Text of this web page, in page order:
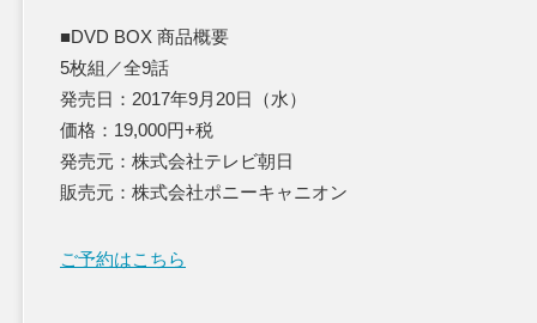
■DVD BOX 商品概要
5枚組／全9話
発売日：2017年9月20日（水）
価格：19,000円+税
発売元：株式会社テレビ朝日
販売元：株式会社ポニーキャニオン
ご予約はこちら